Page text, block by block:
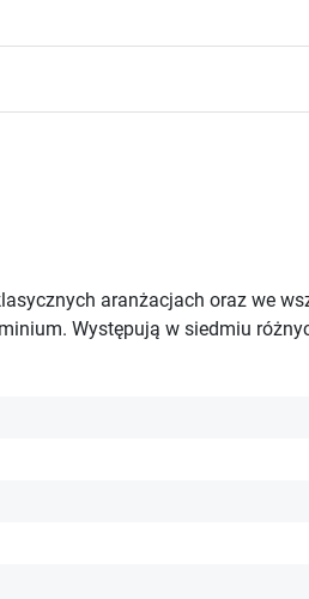
aranżacjach oraz we
Występują w siedmiu